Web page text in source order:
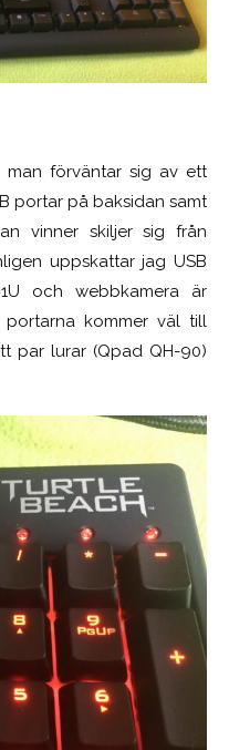
förväntar sig av ett
portar på baksidan samt
vinner skiljer sig från
uppskattar jag USB
och webbkamera är
kommer väl till
par lurar (Qpad QH-90)